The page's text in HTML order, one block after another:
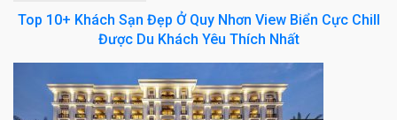
Top 10+ Khách Sạn Đẹp Ở Quy Nhơn View Biển Cực Chill
Được Du Khách Yêu Thích Nhất